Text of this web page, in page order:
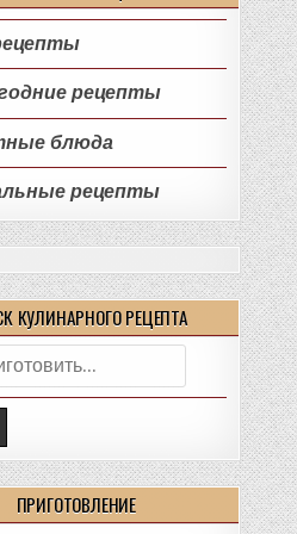
рецепты
блюда
рецепты
КУЛИНАРНОГО РЕЦЕПТА
ПРИГОТОВЛЕНИЕ